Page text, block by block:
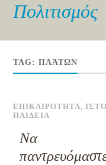
Πολιτισμός
TAG:ΠΛΆΤΩΝ
ΕΠΙΚΑΙΡΟΤΗΤΑ,
ΠΑΙΔΕΙΑ
Να